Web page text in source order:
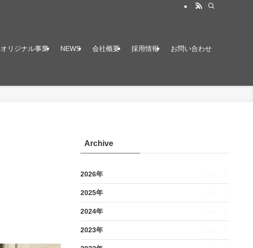
オリジナル事業 NEWS 会社概要 採用情報 お問い合わせ
Archive
2026年
2025年
2024年
2023年